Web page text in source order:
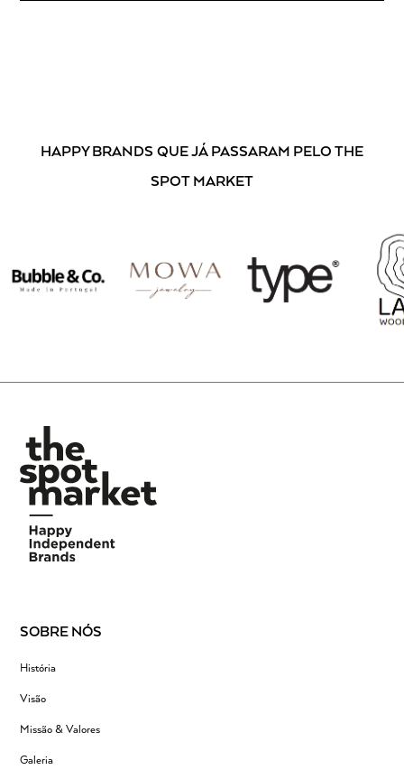
HAPPY BRANDS QUE JÁ PASSARAM PELO THE
SPOT MARKET
SOBRE NÓS
História
Visão
Missão & Valores
Galeria